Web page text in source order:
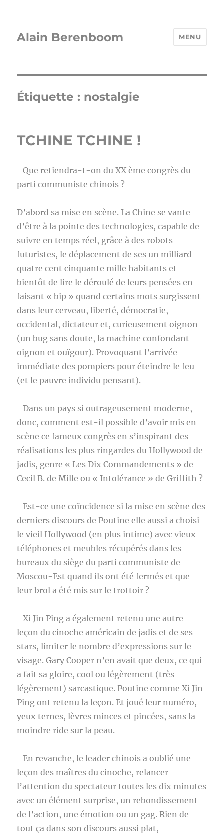
Alain Berenboom MENU
Étiquette : nostalgie
TCHINE TCHINE !
Que retiendra-t-on du XX ème congrès du
parti communiste chinois ?
D’abord sa mise en scène. La Chine se vante
d’être à la pointe des technologies, capable de
suivre en temps réel, grâce à des robots
futuristes, le déplacement de ses un milliard
quatre cent cinquante mille habitants et
bientôt de lire le déroulé de leurs pensées en
faisant « bip » quand certains mots surgissent
dans leur cerveau, liberté, démocratie,
occidental, dictateur et, curieusement oignon
(un bug sans doute, la machine confondant
oignon et ouïgour). Provoquant l’arrivée
immédiate des pompiers pour éteindre le feu
(et le pauvre individu pensant).
Dans un pays si outrageusement moderne,
donc, comment est-il possible d’avoir mis en
scène ce fameux congrès en s’inspirant des
réalisations les plus ringardes du Hollywood de
jadis, genre « Les Dix Commandements » de
Cecil B. de Mille ou « Intolérance » de Griffith ?
Est-ce une coïncidence si la mise en scène des
derniers discours de Poutine elle aussi a choisi
le vieil Hollywood (en plus intime) avec vieux
téléphones et meubles récupérés dans les
bureaux du siège du parti communiste de
Moscou-Est quand ils ont été fermés et que
leur brol a été mis sur le trottoir ?
Xi Jin Ping a également retenu une autre
leçon du cinoche américain de jadis et de ses
stars, limiter le nombre d’expressions sur le
visage. Gary Cooper n’en avait que deux, ce qui
a fait sa gloire, cool ou légèrement (très
légèrement) sarcastique. Poutine comme Xi Jin
Ping ont retenu la leçon. Et joué leur numéro,
yeux ternes, lèvres minces et pincées, sans la
moindre ride sur la peau.
En revanche, le leader chinois a oublié une
leçon des maîtres du cinoche, relancer
l’attention du spectateur toutes les dix minutes
avec un élément surprise, un rebondissement
de l’action, une émotion ou un gag. Rien de
tout ça dans son discours aussi plat,